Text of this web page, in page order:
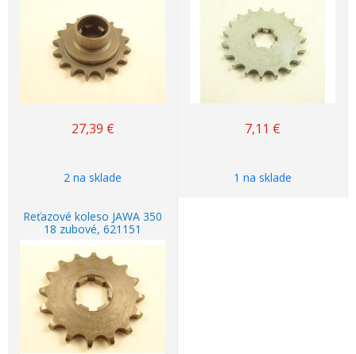
27,39 €
2 na sklade
7,11 €
1 na sklade
Reťazové koleso JAWA 350
18 zubové, 621151